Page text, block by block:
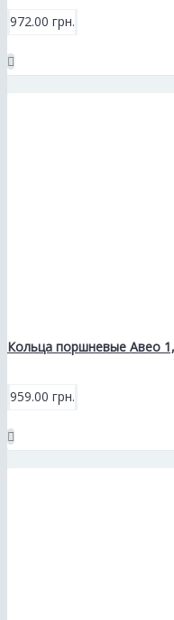
972.00 грн.
Кольца поршневые Авео
959.00 грн.